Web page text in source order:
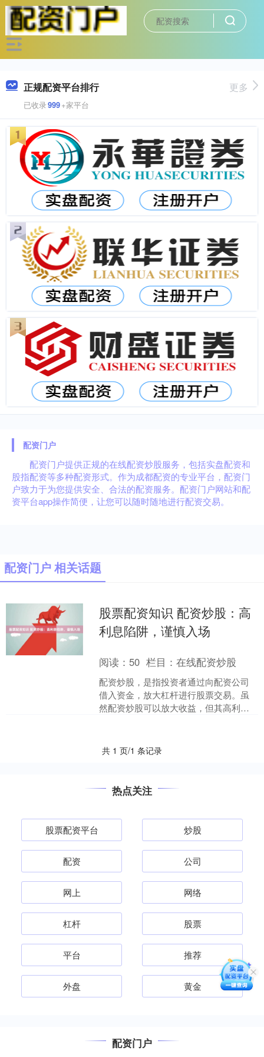
正规配资平台排行
已收录999+家平台
更多
配资门户
配资门户提供正规的在线配资炒股服务，包括实盘配资和
股指配资等多种配资形式。作为成都配资的专业平台，配资门
户致力于为您提供安全、合法的配资服务。配资门户网站和配
资平台app操作简便，让您可以随时随地进行配资交易。
配资门户 相关话题
股票配资知识 配资炒股：高
利息陷阱，谨慎入场
阅读： 50 栏目：在线配资炒股
配资炒股，是指投资者通过向配资公司
借入资金，放大杠杆进行股票交易。虽
然配资炒股可以放大收益，但其高利息
共 1 页/1 条记录
热点关注
股票配资平台 炒股
配资 公司
网上 网络
杠杆 股票
平台 推荐
外盘 黄金
配资门户